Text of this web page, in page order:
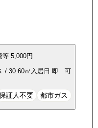
等5,000円
/ 30.60㎡ 入居日 即 可
証人不要 都市ガス